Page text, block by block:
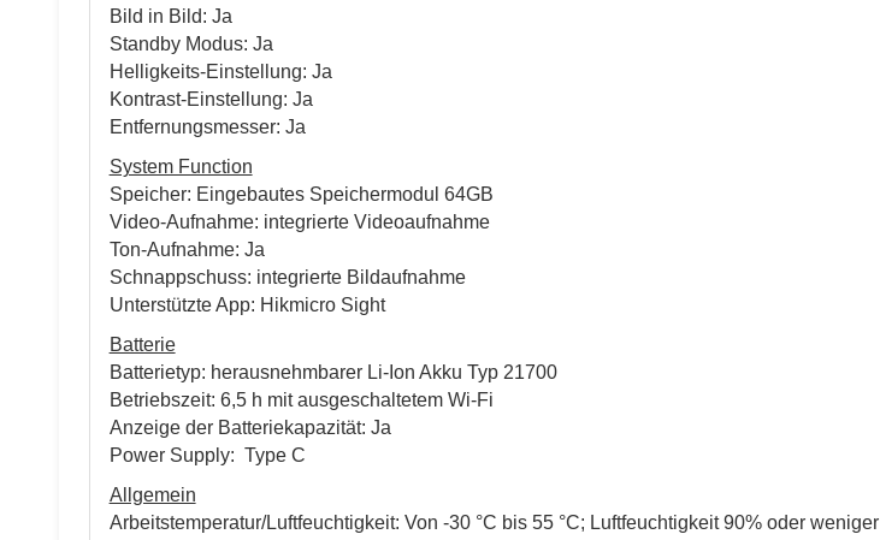
Bild in Bild: Ja
Standby Modus: Ja
Helligkeits-Einstellung: Ja
Kontrast-Einstellung: Ja
Entfernungsmesser: Ja
System Function
Speicher: Eingebautes Speichermodul 64GB
Video-Aufnahme: integrierte Videoaufnahme
Ton-Aufnahme: Ja
Schnappschuss: integrierte Bildaufnahme
Unterstützte App: Hikmicro Sight
Batterie
Batterietyp: herausnehmbarer Li-Ion Akku Typ 21700
Betriebszeit: 6,5 h mit ausgeschaltetem Wi-Fi
Anzeige der Batteriekapazität: Ja
Power Supply: Type C
Allgemein
Arbeitstemperatur/Luftfeuchtigkeit: Von -30 °C bis 55 °C; Luftfeuchtigkeit 90% oder weniger